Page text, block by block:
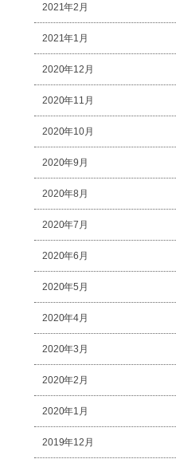
2021年2月
2021年1月
2020年12月
2020年11月
2020年10月
2020年9月
2020年8月
2020年7月
2020年6月
2020年5月
2020年4月
2020年3月
2020年2月
2020年1月
2019年12月